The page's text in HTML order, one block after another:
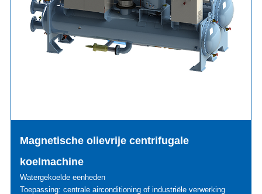
Magnetische olievrije centrifugale
koelmachine
Watergekoelde eenheden
Toepassing: centrale airconditioning of industriële verwerking